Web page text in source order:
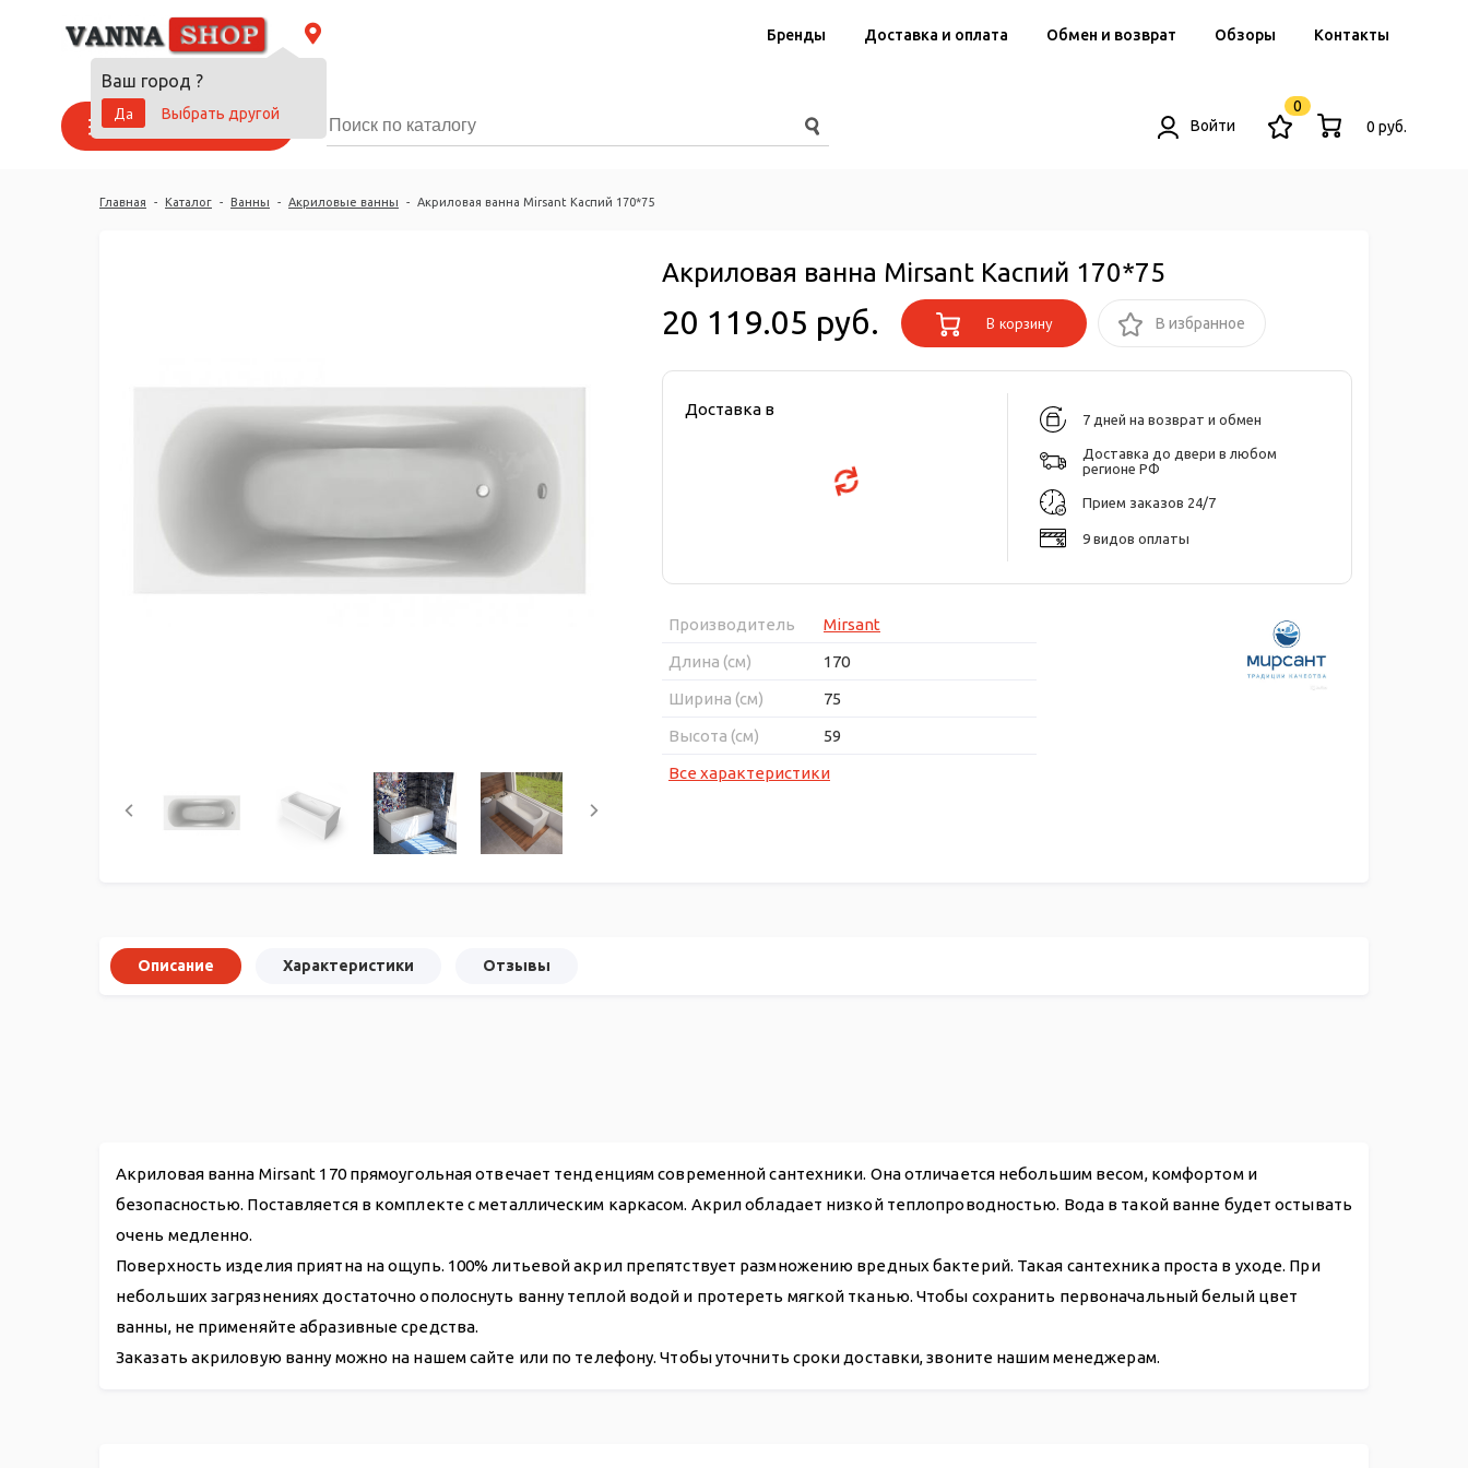
Ваш город ?
Да
Выбрать другой
Бренды Доставка и оплата Обмен и возврат Обзоры Контакты
Каталог товаров Войти
0
0 руб.
Главная - Каталог - Ванны - Акриловые ванны - Акриловая ванна Mirsant Каспий 170*75
Акриловая ванна Mirsant Каспий 170*75
20 119.05 руб. В корзину В избранное
Доставка в
7 дней на возврат и обмен
Доставка до двери в любом
регионе РФ
Прием заказов 24/7
9 видов оплаты
Производитель
Mirsant
Длина (см)
170
Ширина (см)
75
Высота (см)
59
Все характеристики
Описание Характеристики Отзывы
Акриловая ванна Mirsant 170 прямоугольная отвечает тенденциям современной сантехники. Она отличается небольшим весом, комфортом и
безопасностью. Поставляется в комплекте с металлическим каркасом. Акрил обладает низкой теплопроводностью. Вода в такой ванне будет остывать
очень медленно.
Поверхность изделия приятна на ощупь. 100% литьевой акрил препятствует размножению вредных бактерий. Такая сантехника проста в уходе. При
небольших загрязнениях достаточно ополоснуть ванну теплой водой и протереть мягкой тканью. Чтобы сохранить первоначальный белый цвет
ванны, не применяйте абразивные средства.
Заказать акриловую ванну можно на нашем сайте или по телефону. Чтобы уточнить сроки доставки, звоните нашим менеджерам.